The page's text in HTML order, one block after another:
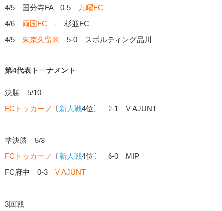
4/5 国分寺FA 0-5 九曜FC
4/6 両国FC - 杉並FC
4/5 東京久留米 5-0 スポルティング品川
第4代表トーナメント
決勝 5/10
FCトッカーノ
〔新人戦4位〕 2-1 V AJUNT
準決勝 5/3
FCトッカーノ
〔新人戦4位〕 6-0 MIP
FC府中 0-3 V AJUNT
3回戦